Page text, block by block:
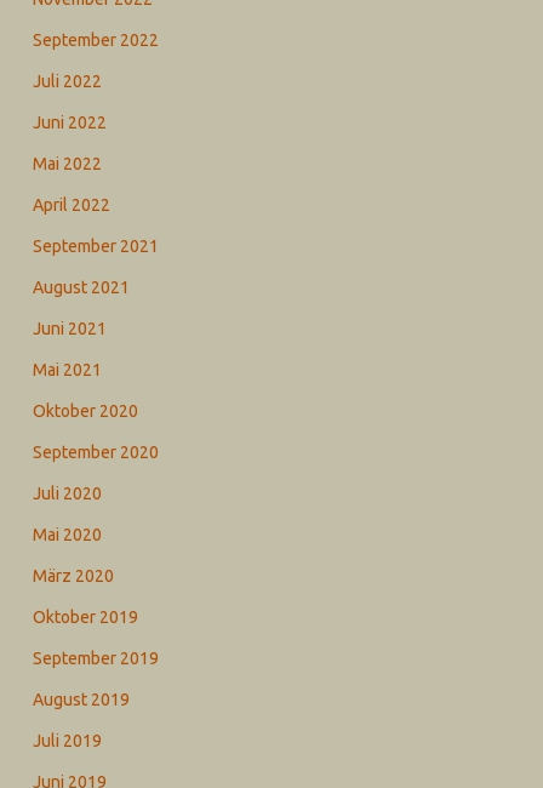
September 2022
Juli 2022
Juni 2022
Mai 2022
April 2022
September 2021
August 2021
Juni 2021
Mai 2021
Oktober 2020
September 2020
Juli 2020
Mai 2020
März 2020
Oktober 2019
September 2019
August 2019
Juli 2019
Juni 2019